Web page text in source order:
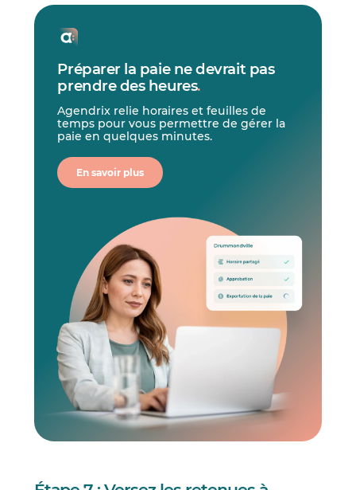
Préparer la paie ne devrait pas
prendre des heures.
Agendrix relie horaires et feuilles de
temps pour vous permettre de gérer la
paie en quelques minutes.
En savoir plus